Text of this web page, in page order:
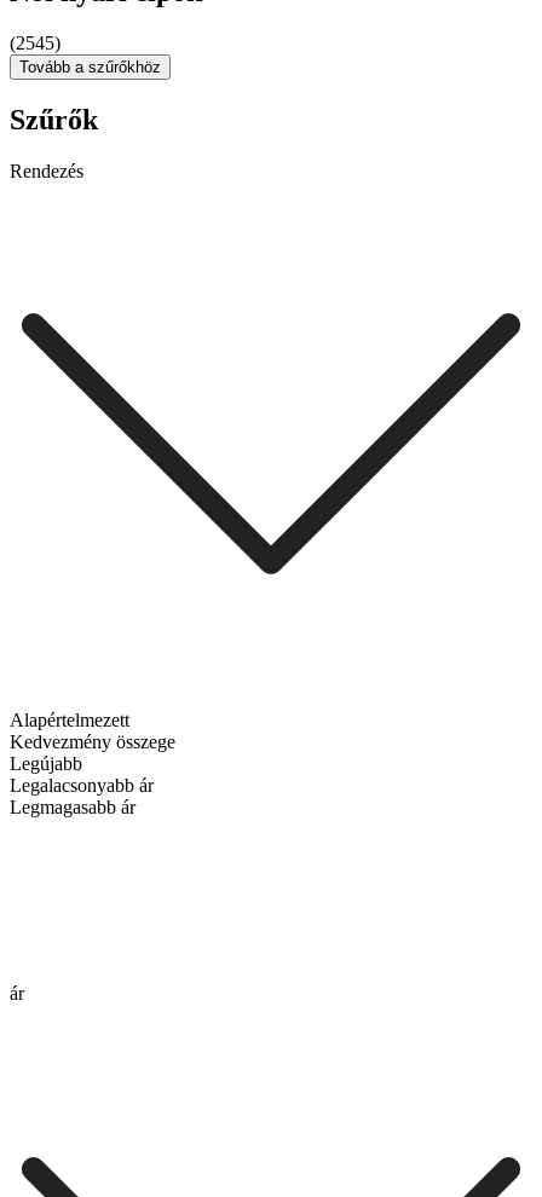
(2545)
Tovább a szűrőkhöz
Szűrők
Rendezés
Alapértelmezett
Kedvezmény összege
Legújabb
Legalacsonyabb ár
Legmagasabb ár
ár